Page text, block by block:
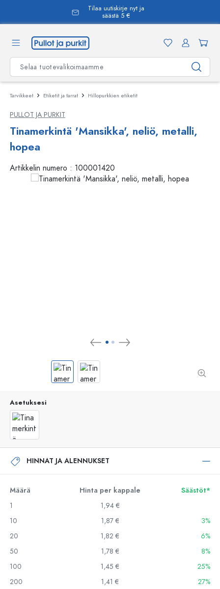
Tilaa uutiskirje nyt ja
säästä 5 €
Tarvikkeet Etiketit ja tarrat Hillopurkkien etiketit
PULLOT JA PURKIT
Tinamerkintä 'Mansikka', neliö, metalli,
hopea
Artikkelin numero : 100001420
Asetuksesi
HINNAT JA ALENNUKSET
Määrä Hinta per kappale
Säästöt*
1
1,94 €
10
1,87 €
3%
20
1,82 €
6%
50
1,78 €
8%
100
1,45 €
25%
200
1,41 €
27%